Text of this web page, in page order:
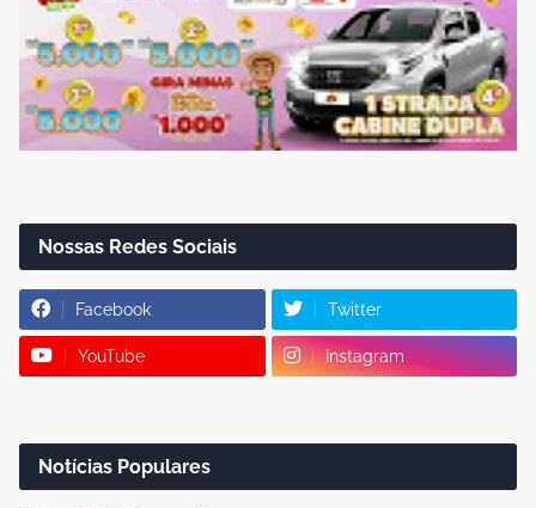
Nossas Redes Sociais
Facebook Twitter
YouTube Instagram
Notícias Populares